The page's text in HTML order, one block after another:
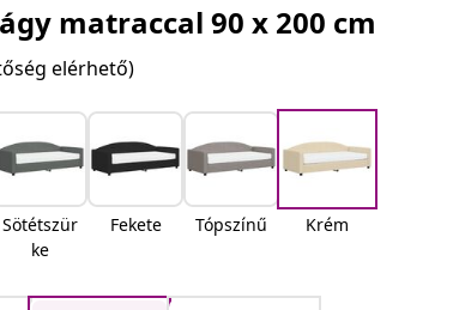
matraccal 90 x 200 cm
elérhető)
Sötétszür
ke
Fekete Tópszínű Krém